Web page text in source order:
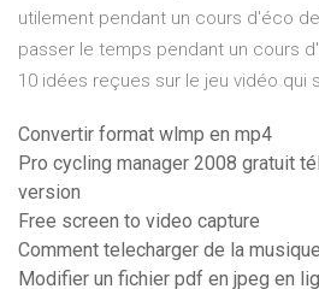
utilement pendant un cours d'éco
passer le temps pendant un cours
10 idées reçues sur le jeu vidéo qui
Convertir format wlmp en mp4
Pro cycling manager 2008 gratuit
version
Free screen to video capture
Comment telecharger de la
Modifier un fichier pdf en jpeg en